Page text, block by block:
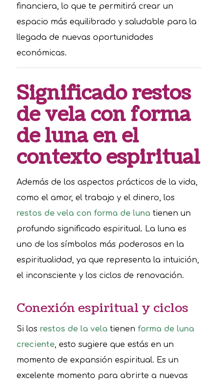
financiera, lo que te permitirá crear un
espacio más equilibrado y saludable para la
llegada de nuevas oportunidades
económicas.
Significado restos
de vela con forma
de luna en el
contexto espiritual
Además de los aspectos prácticos de la vida,
como el amor, el trabajo y el dinero, los
restos de vela con forma de luna tienen un
profundo significado espiritual. La luna es
uno de los símbolos más poderosos en la
espiritualidad, ya que representa la intuición,
el inconsciente y los ciclos de renovación.
Conexión espiritual y ciclos
Si los restos de la vela tienen forma de luna
creciente, esto sugiere que estás en un
momento de expansión espiritual. Es un
excelente momento para abrirte a nuevas